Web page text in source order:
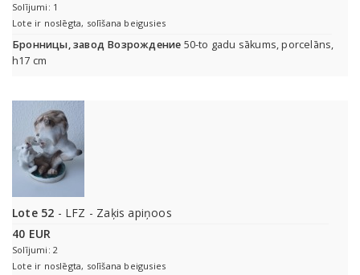
Solījumi: 1
Lote ir noslēgta, solīšana beigusies
Бронницы, завод Возрождение 50-to gadu sākums, porcelāns,
h17 cm
Lote 52 - LFZ - Zaķis apiņoos
40 EUR
Solījumi: 2
Lote ir noslēgta, solīšana beigusies